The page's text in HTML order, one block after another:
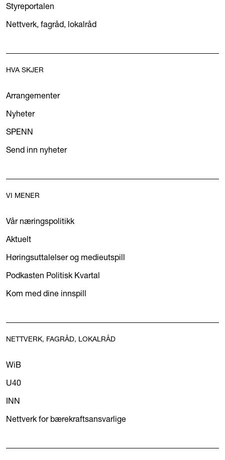
Styreportalen
Nettverk, fagråd, lokalråd
HVA SKJER
Arrangementer
Nyheter
SPENN
Send inn nyheter
VI MENER
Vår næringspolitikk
Aktuelt
Høringsuttalelser og medieutspill
Podkasten Politisk Kvartal
Kom med dine innspill
NETTVERK, FAGRÅD, LOKALRÅD
WiB
U40
INN
Nettverk for bærekraftsansvarlige